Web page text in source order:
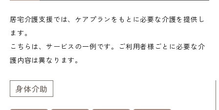
居宅介護支援では、ケアプランをもとに必要な介護を提供し
ます。
こちらは、サービスの一例です。ご利用者様ごとに必要な介
護内容は異なります。
身体介助